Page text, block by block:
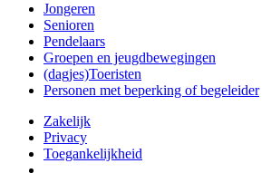
Jongeren
Senioren
Pendelaars
Groepen en jeugdbewegingen
(dagjes)Toeristen
Personen met beperking of begeleider
Zakelijk
Privacy
Toegankelijkheid